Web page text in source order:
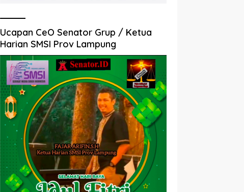
Ucapan CeO Senator Grup / Ketua
Harian SMSI Prov Lampung